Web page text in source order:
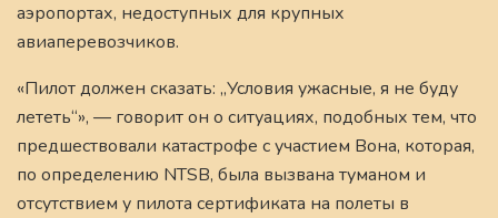
аэропортах, недоступных для крупных
авиаперевозчиков.
«Пилот должен сказать: „Условия ужасные, я не буду
лететь“», — говорит он о ситуациях, подобных тем, что
предшествовали катастрофе с участием Вона, которая,
по определению NTSB, была вызвана туманом и
отсутствием у пилота сертификата на полеты в